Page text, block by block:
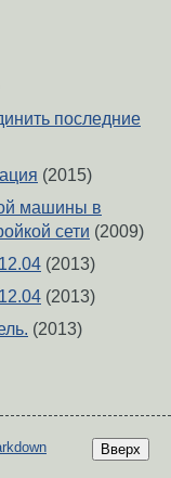
последние
(2015)
машины в
сети (2009)
(2013)
(2013)
(2013)
Вверх